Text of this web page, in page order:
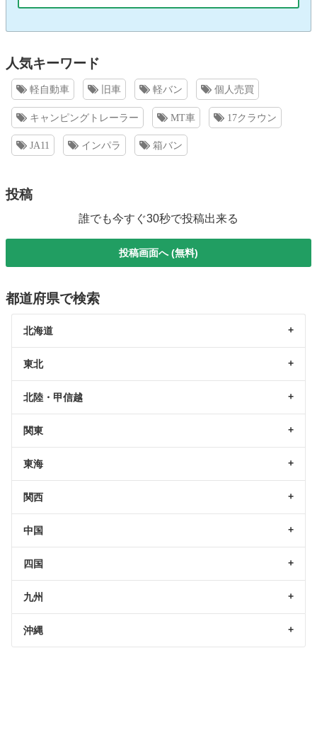
人気キーワード
軽自動車 旧車 軽バン 個人売買
キャンピングトレーラー MT車 17クラウン
JA11 インパラ 箱バン
投稿
誰でも今すぐ30秒で投稿出来る
投稿画面へ (無料)
都道府県で検索
北海道
東北
北陸・甲信越
関東
東海
関西
中国
四国
九州
沖縄